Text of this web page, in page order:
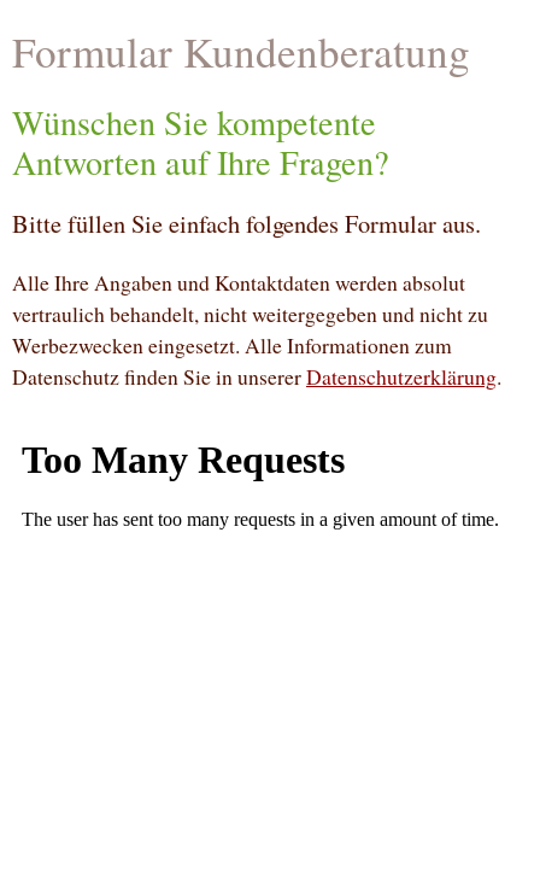
Formular Kundenberatung
Wünschen Sie kompetente
Antworten auf Ihre Fragen?
Bitte füllen Sie einfach folgendes Formular aus.
Alle Ihre Angaben und Kontaktdaten werden absolut
vertraulich behandelt, nicht weitergegeben und nicht zu
Werbezwecken eingesetzt. Alle Informationen zum
Datenschutz finden Sie in unsererDatenschutzerklärung.